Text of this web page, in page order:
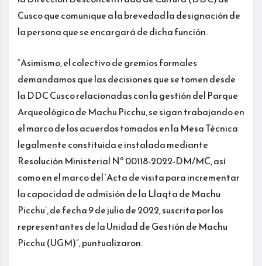
Cusco que comunique a la brevedad la designación de
la persona que se encargará de dicha función.
“Asimismo, el colectivo de gremios formales
demandamos que las decisiones que se tomen desde
la DDC Cusco relacionadas con la gestión del Parque
Arqueológico de Machu Picchu, se sigan trabajando en
el marco de los acuerdos tomados en la Mesa Técnica
legalmente constituida e instalada mediante
Resolución Ministerial Nº 00118-2022-DM/MC, así
como en el marco del ‘Acta de visita para incrementar
la capacidad de admisión de la Llaqta de Machu
Picchu’, de fecha 9 de julio de 2022, suscrita por los
representantes de la Unidad de Gestión de Machu
Picchu (UGM)”, puntualizaron.